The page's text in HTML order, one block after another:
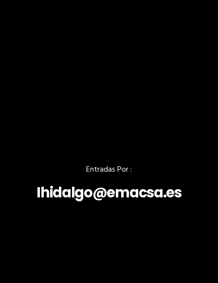
Entradas Por :
Ihidalgo@emacsa.es